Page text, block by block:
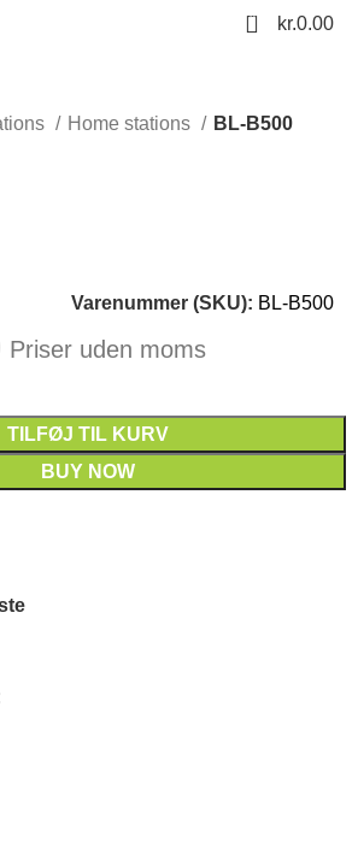
0 kr.0.00
Home stations BL-B500
Varenummer (SKU): BL-B500
Priser uden moms
TILFØJ TIL KURV
BUY NOW